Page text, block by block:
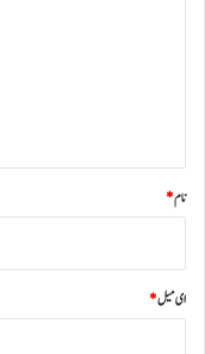
نام*
ای میل*